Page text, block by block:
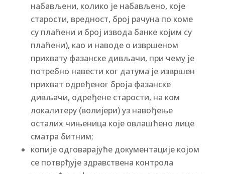
набављени, колико је набављено, које
старости, вредност, број рачуна по коме
су плаћени и број извода банке којим су
плаћени), као и наводе о извршеном
прихвату фазанске дивљачи, при чему је
потребно навести ког датума је извршен
прихват одређеног броја фазанске
дивљачи, одређене старости, на ком
локалитеру (волијери) уз навођење
осталих чињеница које овлашћено лице
сматра битним;
копије одговарајуће документације којом
се потврђује здравствена контрола